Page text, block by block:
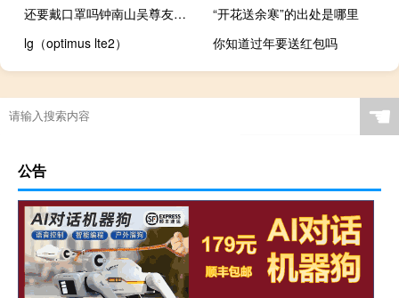
还要戴口罩吗钟南山吴尊友张文宏给出建议 钟南山仍需考虑疫苗干预新冠感染
“开花送余寒”的出处是哪里
lg（optimus lte2）
你知道过年要送红包吗
☚
公告